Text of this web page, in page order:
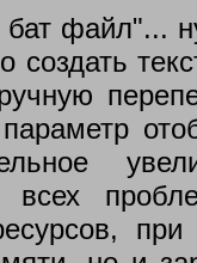
бат файл"...
создать